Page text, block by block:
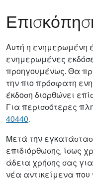
Αυτή η ενημερωμένη
ενημερωμένες
προηγουμένως. Θα
την πιο πρόσφατη
έκδοση διορθώνει
Για περισσότερες
40440.
Μετά την
επιδιόρθωσης, ίσως
άδεια χρήσης σας
νέα αντικείμενα